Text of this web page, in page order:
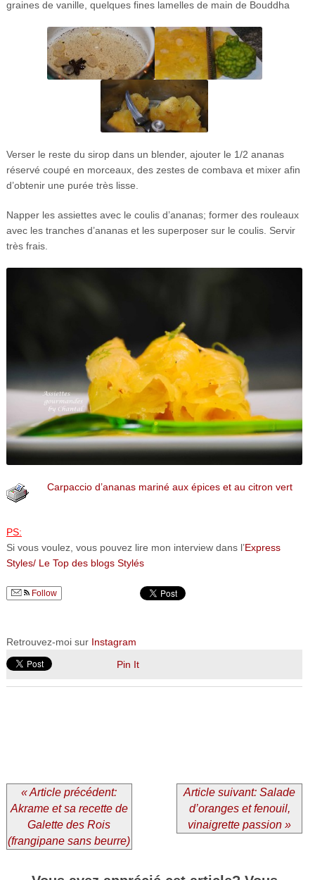
graines de vanille, quelques fines lamelles de main de Bouddha
Verser le reste du sirop dans un blender, ajouter le 1/2 ananas
réservé coupé en morceaux, des zestes de combava et mixer afin
d’obtenir une purée très lisse.
Napper les assiettes avec le coulis d’ananas; former des rouleaux
avec les tranches d’ananas et les superposer sur le coulis. Servir
très frais.
Carpaccio d’ananas mariné aux épices et au citron vert
PS:
Si vous voulez, vous pouvez lire mon interview dans l’Express
Styles/ Le Top des blogs Stylés
Follow
Retrouvez-moi sur Instagram
Pin It
« Article précédent:
Akrame et sa recette de
Galette des Rois
(frangipane sans beurre)
Article suivant: Salade
d’oranges et fenouil,
vinaigrette passion »